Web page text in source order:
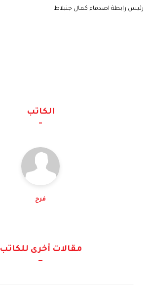
رئيس رابطة اصدقاء كمال جنبلاط
الكاتب
فرح
مقالات أخرى للكاتب